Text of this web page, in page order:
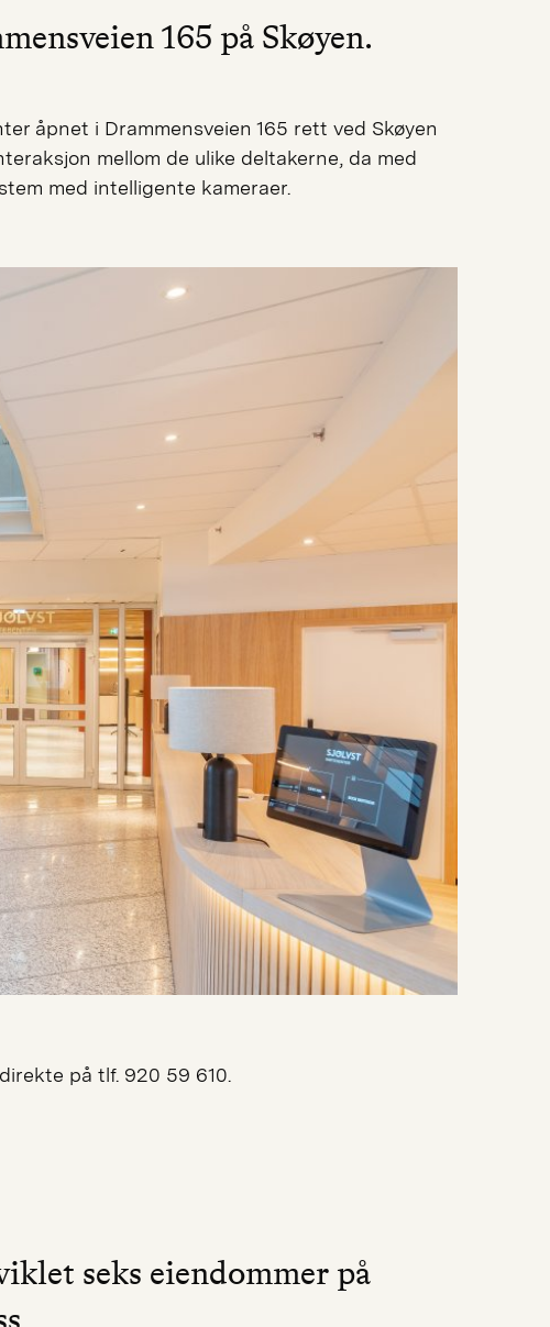
165 på Skøyen.
åpnet i Drammensveien 165 rett ved Skøyen
mellom de ulike deltakerne, da med
med intelligente kameraer.
på tlf. 920 59 610.
seks eiendommer på